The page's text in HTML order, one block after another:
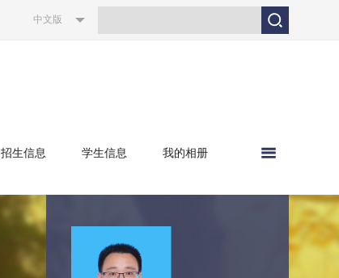
中文版
招生信息 学生信息 我的相册